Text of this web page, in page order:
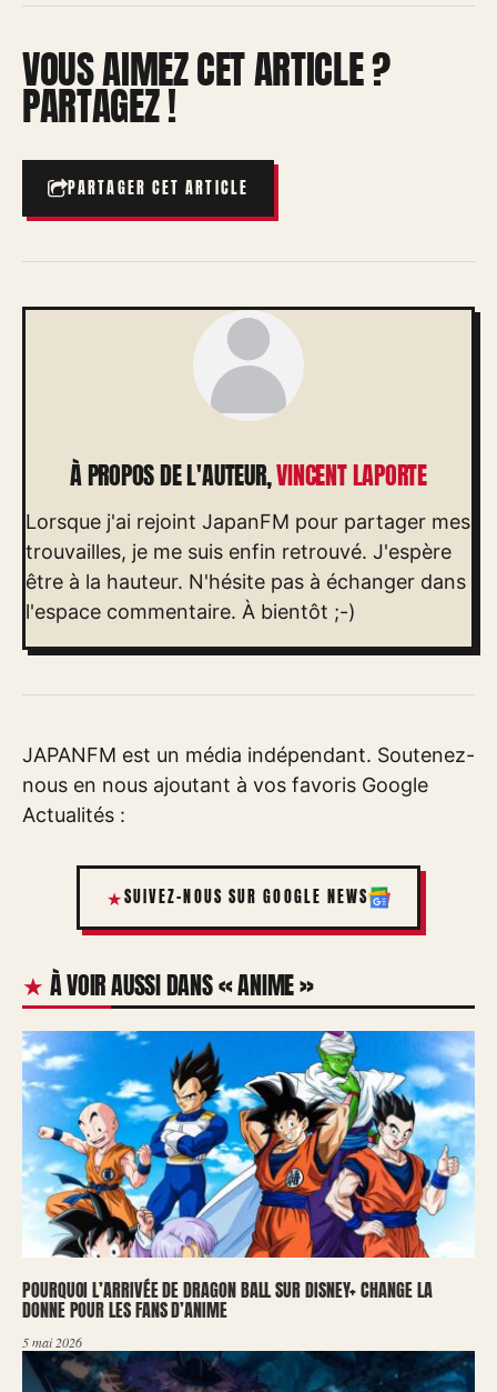
VOUS AIMEZ CET ARTICLE ?
PARTAGEZ !
PARTAGER CET ARTICLE
À PROPOS DE L'AUTEUR,VINCENT LAPORTE
Lorsque j'ai rejoint JapanFM pour partager mes
trouvailles, je me suis enfin retrouvé. J'espère
être à la hauteur. N'hésite pas à échanger dans
l'espace commentaire. À bientôt ;-)
JAPANFM est un média indépendant. Soutenez-
nous en nous ajoutant à vos favoris Google
Actualités :
SUIVEZ-NOUS SUR GOOGLE NEWS
À VOIR AUSSI DANS « ANIME »
POURQUOI L’ARRIVÉE DE DRAGON BALL SUR DISNEY+ CHANGE LA
DONNE POUR LES FANS D’ANIME
5 mai 2026